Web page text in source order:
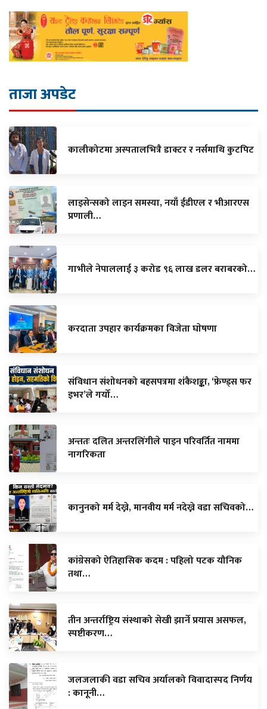
ताजा अपडेट
कालीकोटमा अस्पतालभित्रै डाक्टर र नर्समाथि कुटपिट
लाइसेन्सको लाइन समस्या, नयाँ ईडीएल र भीआरएस
प्रणाली…
गाभीले नेपाललाई ३ करोड ९६ लाख डलर बराबरको…
करदाता उपहार कार्यक्रमका विजेता घाेषणा
संविधान संशोधनको बहसपत्रमा शंकैशङ्का, ‘फ्रेण्ड्स फर
इभर’ले गर्यो…
अन्ततः दलित अन्तरलिंगीले पाइन परिवर्तित नाममा
नागरिकता
कानुनको मर्म देख्ने, मानवीय मर्म नदेख्ने वडा सचिवको…
कांग्रेसको ऐतिहासिक कदम : पहिलो पटक यौनिक
तथा…
तीन अन्तर्राष्ट्रिय संस्थाको सेखी झार्ने प्रयास असफल,
स्पष्टीकरण…
जलजलाकी वडा सचिव अर्यालको विवादास्पद निर्णय
: कानूनी…